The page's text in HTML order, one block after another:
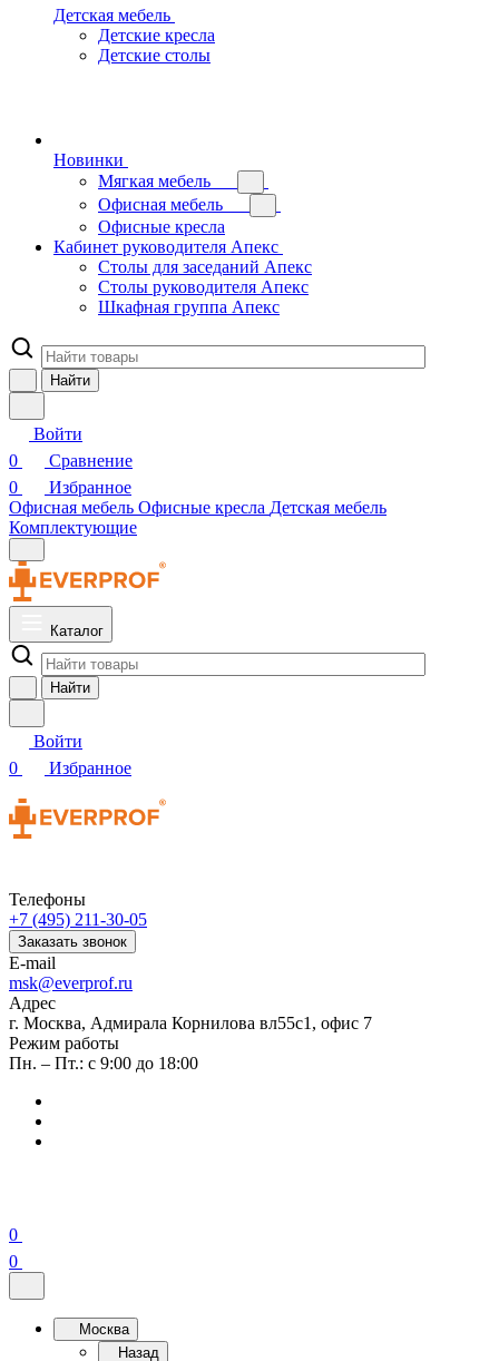
Детская мебель
Детские кресла
Детские столы
Новинки
Мягкая мебель
Офисная мебель
Офисные кресла
Кабинет руководителя Апекс
Столы для заседаний Апекс
Столы руководителя Апекс
Шкафная группа Апекс
Найти
Войти
0
Сравнение
0
Избранное
Офисная мебель Офисные кресла Детская мебель
Комплектующие
Каталог
Найти
Войти
0
Избранное
Телефоны
+7 (495) 211-30-05
Заказать звонок
E-mail
msk@everprof.ru
Адрес
г. Москва, Адмирала Корнилова вл55с1, офис 7
Режим работы
Пн. – Пт.: с 9:00 до 18:00
0
0
Москва
Назад